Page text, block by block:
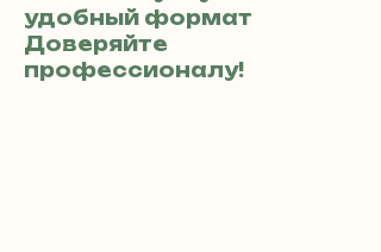
удобный формат
Доверяйте
профессионалу!